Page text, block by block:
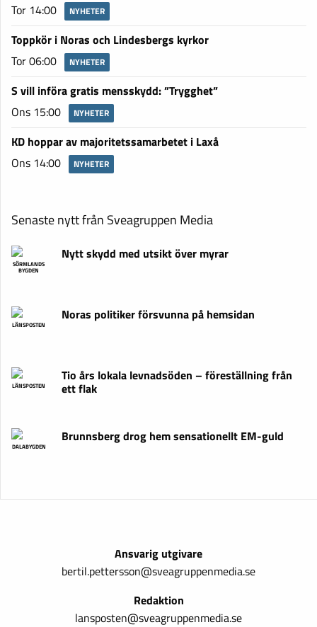
Tor 14:00
NYHETER
Toppkör i Noras och Lindesbergs kyrkor
Tor 06:00
NYHETER
S vill införa gratis mensskydd: ”Trygghet”
Ons 15:00
NYHETER
KD hoppar av majoritetssamarbetet i Laxå
Ons 14:00
NYHETER
Senaste nytt från Sveagruppen Media
SÖRMLANDS
BYGDEN
Nytt skydd med utsikt över myrar
LÄNSPOSTEN
Noras politiker försvunna på hemsidan
LÄNSPOSTEN
Tio års lokala levnadsöden – föreställning från
ett flak
DALABYGDEN
Brunnsberg drog hem sensationellt EM-guld
Ansvarig utgivare
bertil.pettersson@sveagruppenmedia.se
Redaktion
lansposten@sveagruppenmedia.se